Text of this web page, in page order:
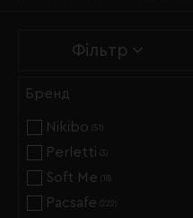
Фільтр
Бренд
Nikibo (51)
Perletti (3)
Soft Me (18)
Pacsafe (222)